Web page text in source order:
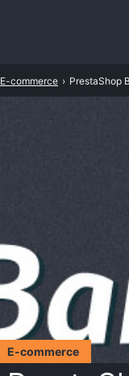
E-commerce
E-commerce › PrestaShop
: